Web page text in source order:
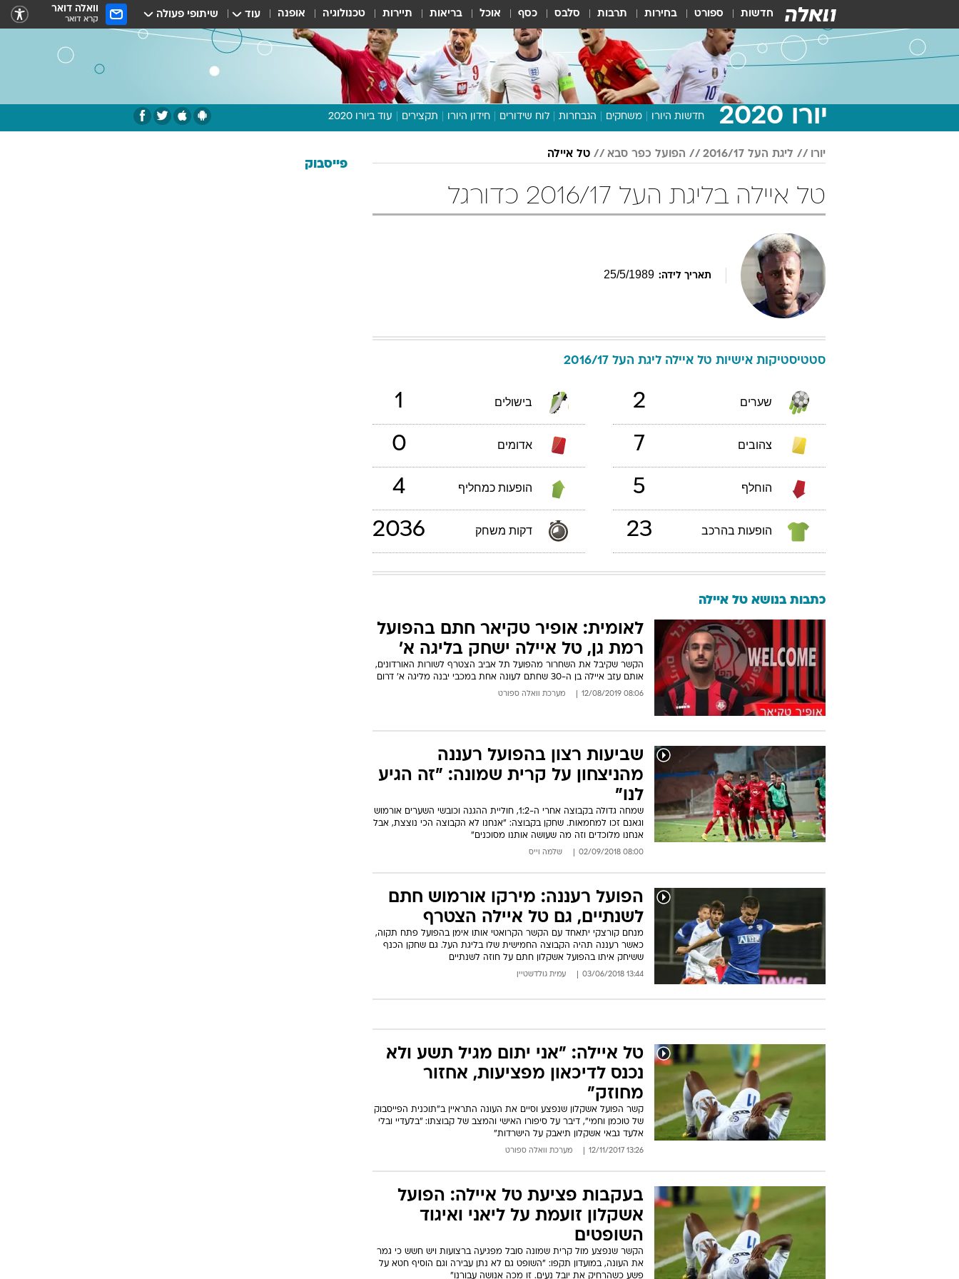
חדשות ספורט בחירות תרבות סלבס כסף אוכל בריאות תיירות טכנולוגיה אופנה עוד שיתופי פעולה וואלה דואר
קרא דואר
יורו 2020 חדשות היורו משחקים הנבחרות לוח שידורים חידון היורו תקצירים עוד ביורו 2020
תכנית היורו
יורו ליגת העל 2016/17 הפועל כפר סבא טל איילה
טל איילה בליגת העל 2016/17 כדורגל
תאריך לידה: 25/5/1989
סטטיסטיקות אישיות טל איילה ליגת העל 2016/17
שערים 2 בישולים 1
צהובים 7 אדומים 0
הוחלף 5 הופעות כמחליף 4
הופעות בהרכב 23 דקות משחק 2036
כתבות בנושא טל איילה
לאומית: אופיר טקיאר חתם בהפועל
רמת גן, טל איילה ישחק בליגה א'
הקשר שקיבל את השחרור מהפועל תל אביב הצטרף לשורות האורדונים,
אותם עזב איילה בן ה-30 שחתם לעונה אחת במכבי יבנה מליגה א' דרום
08:06 12/08/2019 מערכת וואלה ספורט
שביעות רצון בהפועל רעננה
מהניצחון על קרית שמונה: "זה הגיע
לנו"
שמחה גדולה בקבוצה אחרי ה-1:2, חוליית ההגנה וכובשי השערים אורמוש
וגאנם זכו למחמאות. שחקן בקבוצה: "אנחנו לא הקבוצה הכי נוצצת, אבל
אנחנו מלוכדים וזה מה שעושה אותנו מסוכנים"
08:00 02/09/2018 שלמה וייס
הפועל רעננה: מירקו אורמוש חתם
לשנתיים, גם טל איילה הצטרף
מנחם קורצקי יתאחד עם הקשר הקרואטי אותו אימן בהפועל פתח תקוה,
כאשר רעננה תהיה הקבוצה החמישית שלו בליגת העל. גם שחקן הכנף
ששיחק איתו בהפועל אשקלון חתם על חוזה לשנתיים
13:44 03/06/2018 עמית גולדשטיין
טל איילה: "אני יתום מגיל תשע ולא
נכנס לדיכאון מפציעות, אחזור
מחוזק"
קשר הפועל אשקלון שנפצע וסיים את העונה התראיין ב"תוכנית הפייסבוק
של טוכמן וחמי", דיבר על סיפורו האישי והמצב של קבוצתו: "בלעדיי ובלי
אלעד גבאי אשקלון תיאבק על הישרדות"
13:26 12/11/2017 מערכת וואלה ספורט
בעקבות פציעת טל איילה: הפועל
אשקלון זועמת על ליאני ואיגוד
השופטים
הקשר שנפצע מול קרית שמונה סובל מפגיעה ברצועות ויש חשש כי גמר
את העונה, במועדון תקפו: "השופט גם לא נתן עבירה וגם הוסיף חטא על
פשע כשהרחיק את יובל נעים. זו מכה אנושה עבורנו"
פייסבוק